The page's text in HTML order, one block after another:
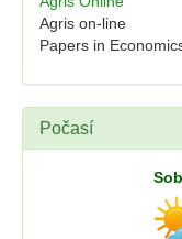
Agris on-line
Papers in
Počasí